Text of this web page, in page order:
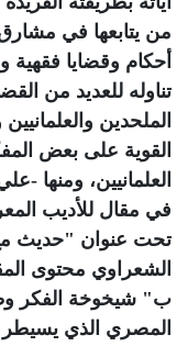
من يتابعها في
أحكام وقضايا
تناوله للعديد من
الملحدين
القوية على بعض
العلمانيين، ومنها -
في مقال للأديب
تحت عنوان "حديث
الشعراوي محتوى
ب" شيخوخة الفكر
المصري الذي يسيطر